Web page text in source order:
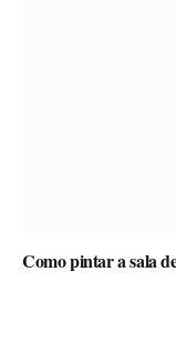
Como pintar a sala